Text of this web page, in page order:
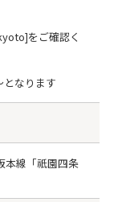
をご確認く
なります
本線「祇園四条